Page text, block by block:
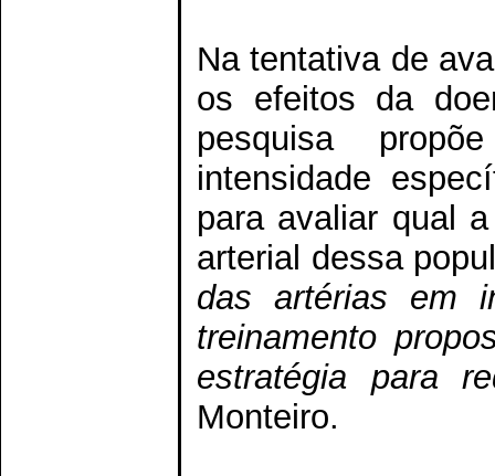
Na tentativa de
os efeitos da
pesquisa
intensidade
para avaliar qual
arterial dessa
das artérias em
treinamento
estratégia para
Monteiro.